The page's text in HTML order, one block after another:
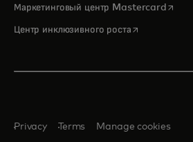
Маркетинговый центр Mastercard
Центр инклюзивного ростаopens in a
Privacy Terms Manage cookies